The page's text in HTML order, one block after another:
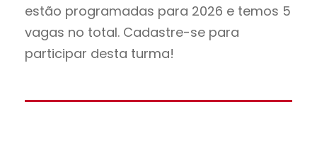
estão programadas para 2026 e temos 5
vagas no total. Cadastre-se para
participar desta turma!